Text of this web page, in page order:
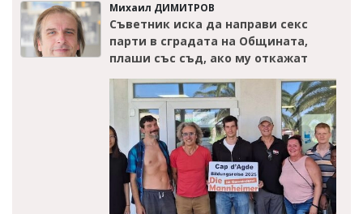
Михаил ДИМИТРОВ
Съветник иска да направи секс
парти в сградата на Общината,
плаши със съд, ако му откажат